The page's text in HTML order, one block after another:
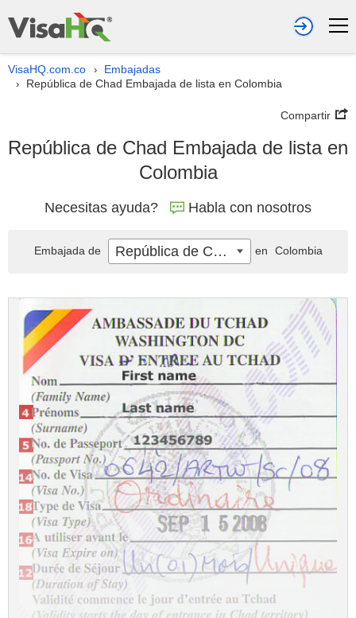
VisaHQ.com.co › Embajadas
› República de Chad Embajada de lista en Colombia
Compartir
República de Chad Embajada de lista en
Colombia
Necesitas ayuda? Habla con nosotros
Embajada de República de Chad en Colombia